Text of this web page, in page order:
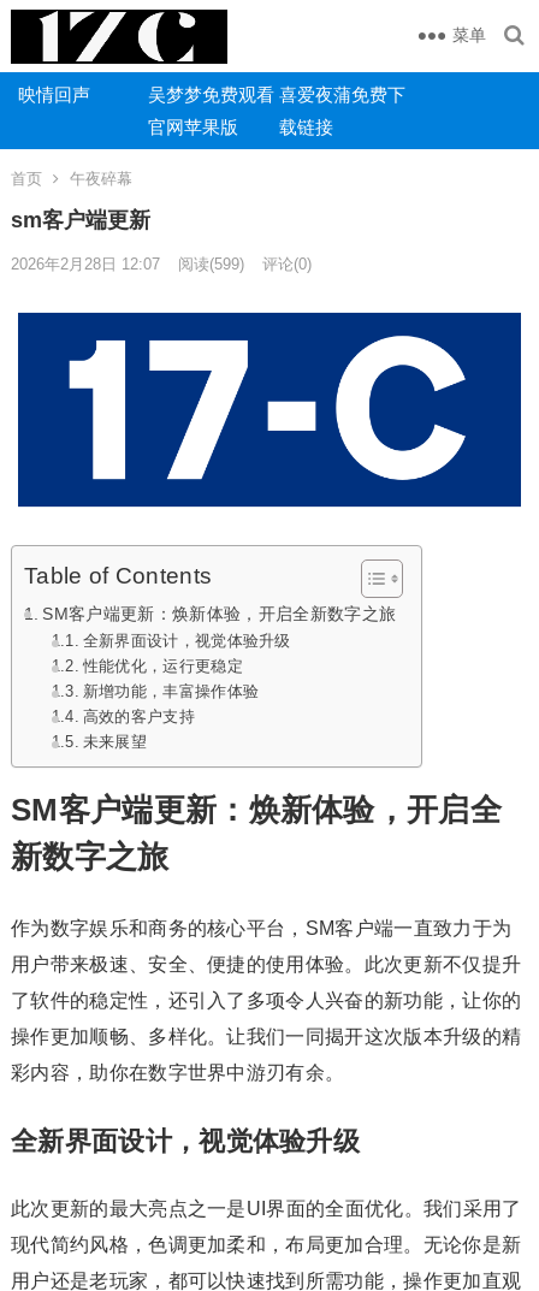
菜单
映情回声
吴梦梦免费观看
官网苹果版
喜爱夜蒲免费下
载链接
首页 午夜碎幕
sm客户端更新
2026年2月28日 12:07 阅读(599) 评论(0)
Table of Contents
SM客户端更新：焕新体验，开启全新数字之旅
全新界面设计，视觉体验升级
性能优化，运行更稳定
新增功能，丰富操作体验
高效的客户支持
未来展望
SM客户端更新：焕新体验，开启全
新数字之旅
作为数字娱乐和商务的核心平台，SM客户端一直致力于为
用户带来极速、安全、便捷的使用体验。此次更新不仅提升
了软件的稳定性，还引入了多项令人兴奋的新功能，让你的
操作更加顺畅、多样化。让我们一同揭开这次版本升级的精
彩内容，助你在数字世界中游刃有余。
全新界面设计，视觉体验升级
此次更新的最大亮点之一是UI界面的全面优化。我们采用了
现代简约风格，色调更加柔和，布局更加合理。无论你是新
用户还是老玩家，都可以快速找到所需功能，操作更加直观